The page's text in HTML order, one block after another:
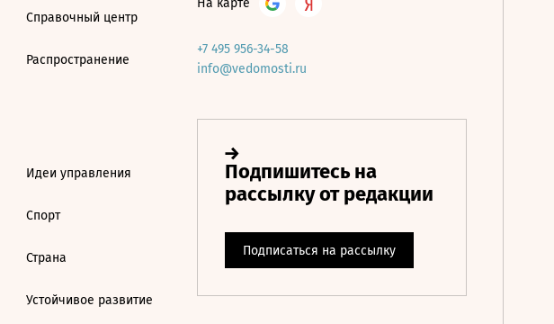
Справочный центр
Распространение
Идеи управления
Спорт
Страна
Устойчивое развитие
На карте
+7 495 956-34-58
info@vedomosti.ru